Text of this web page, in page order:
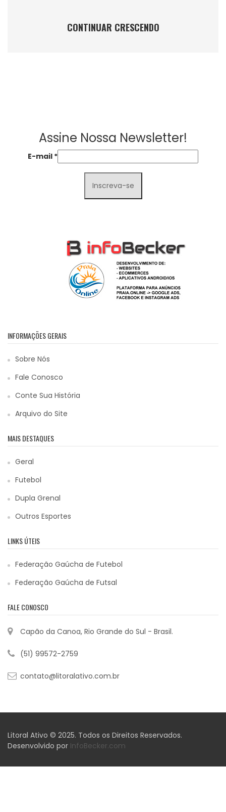
CONTINUAR CRESCENDO
Assine Nossa Newsletter!
E-mail *
INFORMAÇÕES GERAIS
Sobre Nós
Fale Conosco
Conte Sua História
Arquivo do Site
MAIS DESTAQUES
Geral
Futebol
Dupla Grenal
Outros Esportes
LINKS ÚTEIS
Federação Gaúcha de Futebol
Federação Gaúcha de Futsal
FALE CONOSCO
Capão da Canoa, Rio Grande do Sul - Brasil.
(51) 99572-2759
contato@litoralativo.com.br
Litoral Ativo © 2025. Todos os Direitos Reservados.
Desenvolvido por InfoBecker.com